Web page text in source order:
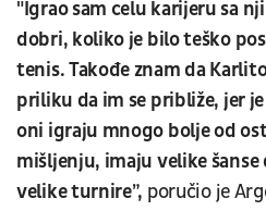
"Igrao sam celu karijeru sa
dobri, koliko je bilo teško
tenis. Takođe znam da
priliku da im se približe, jer
oni igraju mnogo bolje od
mišljenju, imaju velike šanse
velike turnire”, poručio je